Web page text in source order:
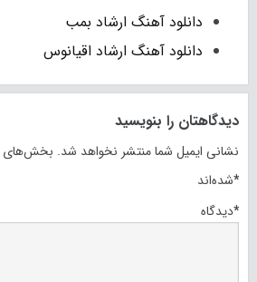
دانلود آهنگ ارشاد بمب
دانلود آهنگ ارشاد اقیانوس
دیدگاهتان را بنویسید
نشانی ایمیل شما منتشر نخواهد شد. بخش‌های
شده‌اند*
دیدگاه*